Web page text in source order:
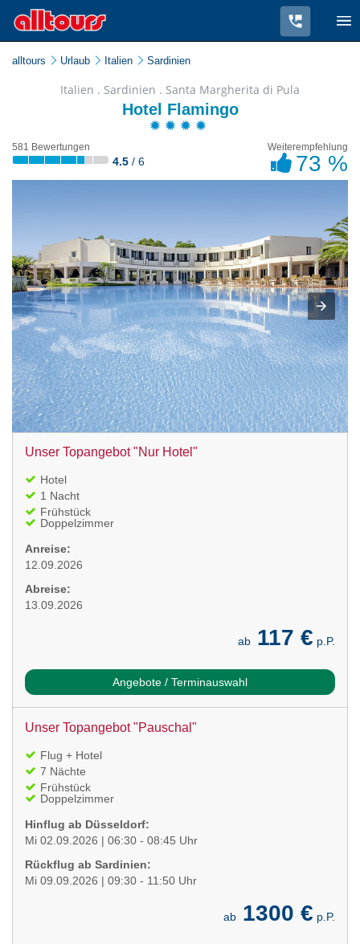
alltours Urlaub Italien Sardinien
Italien . Sardinien . Santa Margherita di Pula
Hotel Flamingo
581 Bewertungen
4.5 / 6
Weiterempfehlung
73 %
Unser Topangebot "Nur Hotel"
Hotel
1 Nacht
Frühstück
Doppelzimmer
Anreise:
12.09.2026
Abreise:
13.09.2026
ab 117 € p.P.
Angebote / Terminauswahl
Unser Topangebot "Pauschal"
Flug + Hotel
7 Nächte
Frühstück
Doppelzimmer
Hinflug ab Düsseldorf:
Mi 02.09.2026 | 06:30 - 08:45 Uhr
Rückflug ab Sardinien:
Mi 09.09.2026 | 09:30 - 11:50 Uhr
ab 1300 € p.P.